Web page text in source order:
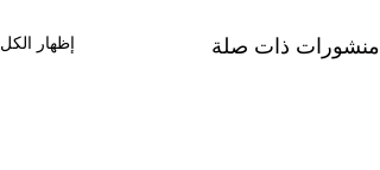
منشورات ذات صلة إظهار الكل